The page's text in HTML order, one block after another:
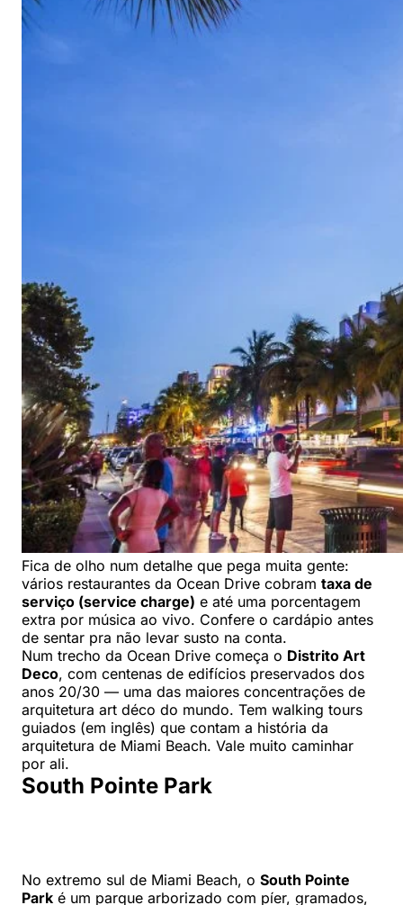
Fica de olho num detalhe que pega muita gente:
vários restaurantes da Ocean Drive cobram taxa de
serviço (service charge) e até uma porcentagem
extra por música ao vivo. Confere o cardápio antes
de sentar pra não levar susto na conta.
Num trecho da Ocean Drive começa o Distrito Art
Deco, com centenas de edifícios preservados dos
anos 20/30 — uma das maiores concentrações de
arquitetura art déco do mundo. Tem walking tours
guiados (em inglês) que contam a história da
arquitetura de Miami Beach. Vale muito caminhar
por ali.
South Pointe Park
No extremo sul de Miami Beach, o South Pointe
Park é um parque arborizado com píer, gramados,